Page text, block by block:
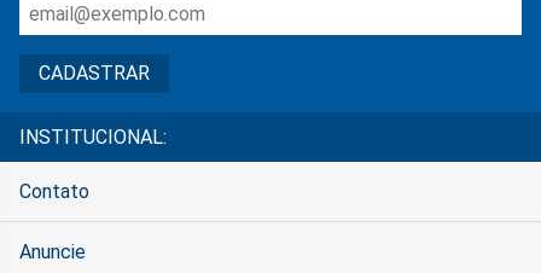
INSTITUCIONAL:
Contato
Anuncie